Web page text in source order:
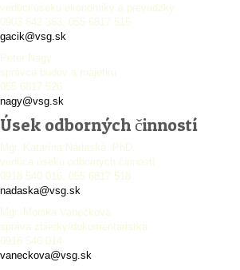
vedúci úseku ekonomiky a prevádzky
0903 642 363, 055 6817 515
gacik@vsg.sk
Peter Nagy
správca budov a majetku
055 6817 526
nagy@vsg.sk
Úsek odborných činností
Mgr. Katarína Nádaská, PhD.
vedúca úseku odborných činností
0918 540 016, 055 6817 518
nadaska@vsg.sk
Mgr. Monika Vanečková
správa zbierky/dokumentaristka
0918 540 014
vaneckova@vsg.sk